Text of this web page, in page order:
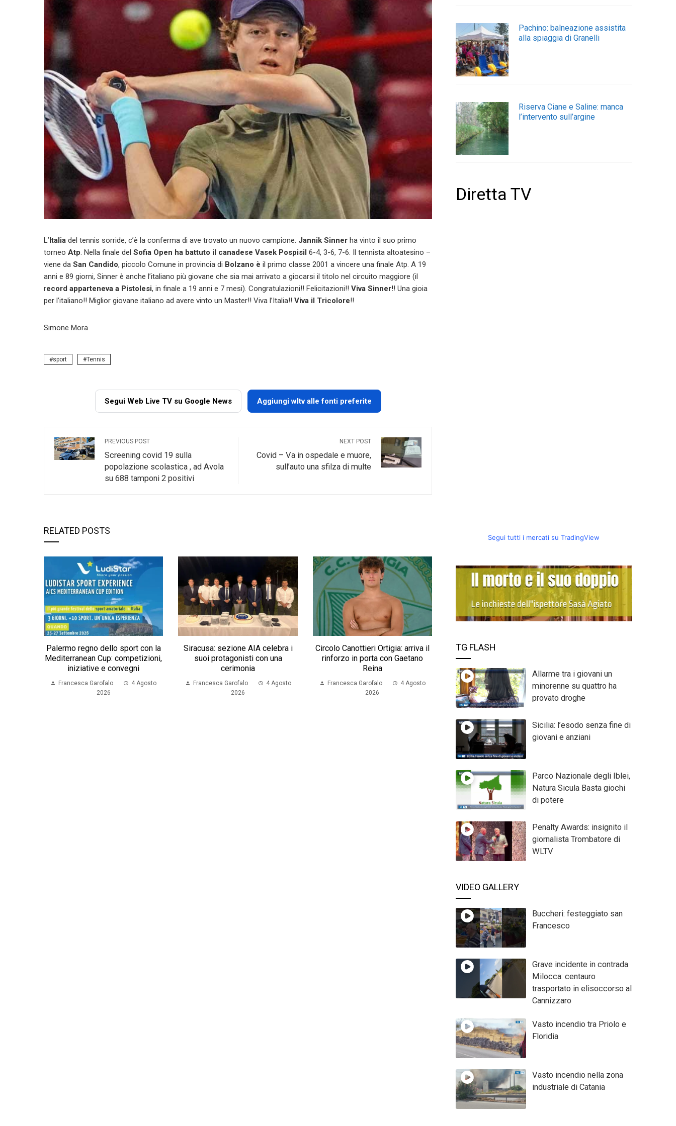
L’Italia del tennis sorride, c’è la conferma di ave trovato un nuovo campione. Jannik Sinner ha vinto il suo primo
torneo Atp. Nella finale del Sofia Open ha battuto il canadese Vasek Pospisil 6-4, 3-6, 7-6. Il tennista altoatesino –
viene da San Candido, piccolo Comune in provincia di Bolzano è il primo classe 2001 a vincere una finale Atp. A 19
anni e 89 giorni, Sinner è anche l’italiano più giovane che sia mai arrivato a giocarsi il titolo nel circuito maggiore (il
record apparteneva a Pistolesi, in finale a 19 anni e 7 mesi). Congratulazioni!! Felicitazioni!! Viva Sinner!! Una gioia
per l’italiano!! Miglior giovane italiano ad avere vinto un Master!! Viva l’Italia!! Viva il Tricolore!!
Simone Mora
sport Tennis
Segui Web Live TV su Google News Aggiungi wltv alle fonti preferite
PREVIOUS POST
Screening covid 19 sulla
popolazione scolastica , ad Avola
su 688 tamponi 2 positivi
NEXT POST
Covid – Va in ospedale e muore,
sull’auto una sfilza di multe
RELATED POSTS
Palermo regno dello sport con la
Mediterranean Cup: competizioni,
iniziative e convegni
Francesca Garofalo
4 Agosto
2026
Siracusa: sezione AIA celebra i
suoi protagonisti con una
cerimonia
Francesca Garofalo
4 Agosto
2026
Circolo Canottieri Ortigia: arriva il
rinforzo in porta con Gaetano
Reina
Francesca Garofalo
4 Agosto
2026
Pachino: balneazione assistita
alla spiaggia di Granelli
Riserva Ciane e Saline: manca
l’intervento sull’argine
Diretta TV
Segui tutti i mercati su TradingView
TG FLASH
Allarme tra i giovani un
minorenne su quattro ha
provato droghe
Sicilia: l’esodo senza fine di
giovani e anziani
Parco Nazionale degli Iblei,
Natura Sicula Basta giochi
di potere
Penalty Awards: insignito il
giornalista Trombatore di
WLTV
VIDEO GALLERY
Buccheri: festeggiato san
Francesco
Grave incidente in contrada
Milocca: centauro
trasportato in elisoccorso al
Cannizzaro
Vasto incendio tra Priolo e
Floridia
Vasto incendio nella zona
industriale di Catania